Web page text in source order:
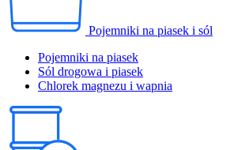
Pojemniki na piasek i sól
Pojemniki na piasek
Sól drogowa i piasek
Chlorek magnezu i wapnia